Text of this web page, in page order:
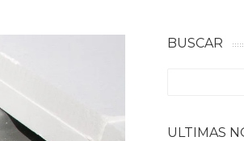
BUSCAR
ULTIMAS